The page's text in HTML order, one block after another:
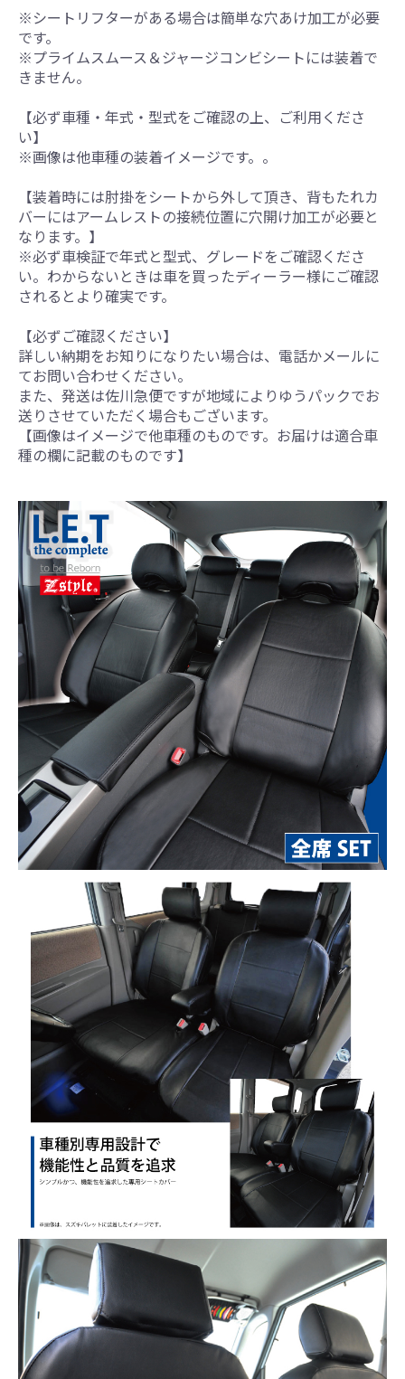
※シートリフターがある場合は簡単な穴あけ加工が必要
です。
※プライムスムース＆ジャージコンビシートには装着で
きません。
【必ず車種・年式・型式をご確認の上、ご利用くださ
い】
※画像は他車種の装着イメージです。。
【装着時には肘掛をシートから外して頂き、背もたれカ
バーにはアームレストの接続位置に穴開け加工が必要と
なります。】
※必ず車検証で年式と型式、グレードをご確認くださ
い。わからないときは車を買ったディーラー様にご確認
されるとより確実です。
【必ずご確認ください】
詳しい納期をお知りになりたい場合は、電話かメールに
てお問い合わせください。
また、発送は佐川急便ですが地域によりゆうパックでお
送りさせていただく場合もございます。
【画像はイメージで他車種のものです。お届けは適合車
種の欄に記載のものです】